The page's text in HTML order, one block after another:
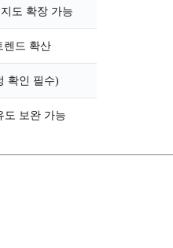
도 확장 가능
렌드 확산
확인 필수)
도 보완 가능